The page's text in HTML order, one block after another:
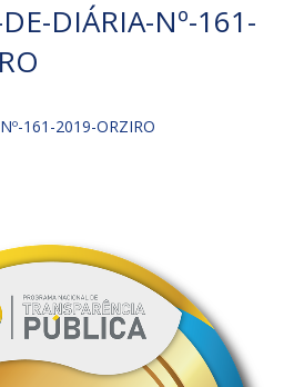
DIÁRIA-Nº-161-
161-2019-ORZIRO